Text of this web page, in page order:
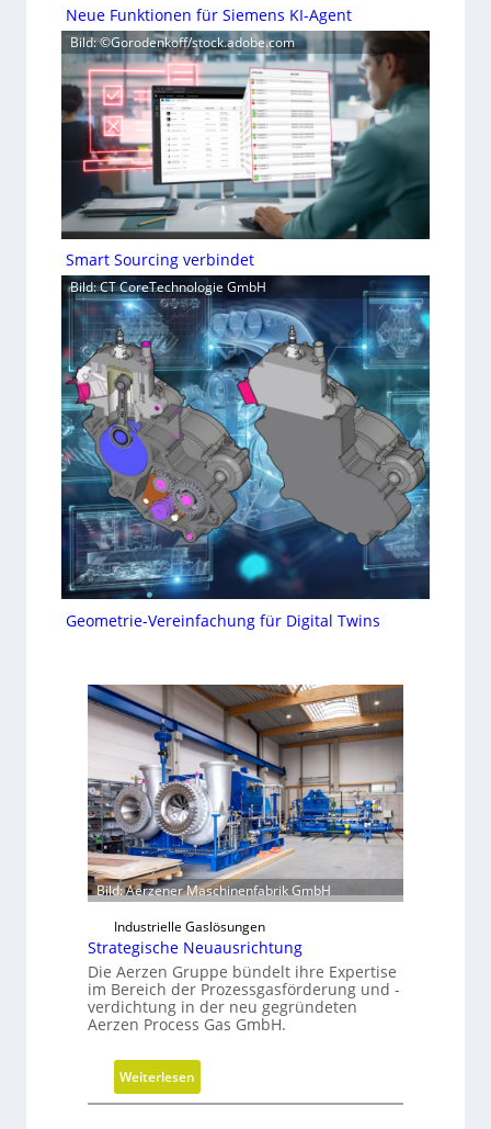
Neue Funktionen für Siemens KI-Agent
Bild: ©Gorodenkoff/stock.adobe.com
Smart Sourcing verbindet
Bild: CT CoreTechnologie GmbH
Geometrie-Vereinfachung für Digital Twins
Bild: Aerzener Maschinenfabrik GmbH
Industrielle Gaslösungen
Strategische Neuausrichtung
Die Aerzen Gruppe bündelt ihre Expertise
im Bereich der Prozessgasförderung und -
verdichtung in der neu gegründeten
Aerzen Process Gas GmbH.
Weiterlesen:
S